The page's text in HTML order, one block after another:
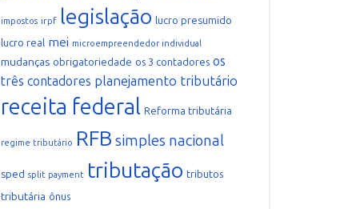
impostos irpf legislação lucro presumido
lucro real mei microempreendedor individual
mudanças obrigatoriedade os 3 contadores os
três contadores planejamento tributário
receita federal Reforma tributária
regime tributário RFB simples nacional
sped split payment tributação tributos
tributária ônus